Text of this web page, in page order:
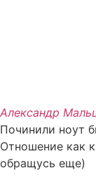
Александр
Починили ноут
Отношение как
обращусь еще)